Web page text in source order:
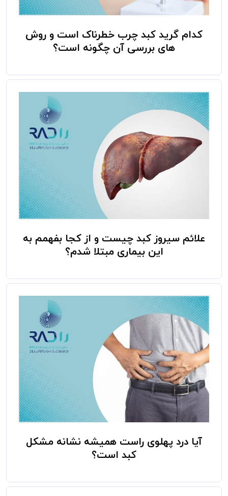
کدام گرید کبد چرب خطرناک است و روش
های بررسی آن چگونه است؟
علائم سیروز کبد چیست و از کجا بفهمم به
این بیماری مبتلا شدم؟
آیا درد پهلوی راست همیشه نشانه مشکل
کبد است؟